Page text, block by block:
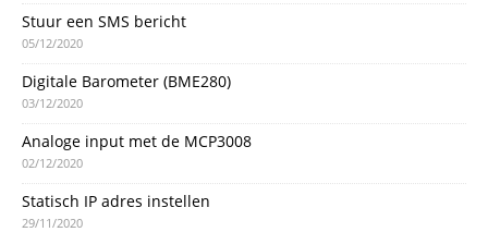
Stuur een SMS bericht
05/12/2020
Digitale Barometer (BME280)
03/12/2020
Analoge input met de MCP3008
02/12/2020
Statisch IP adres instellen
29/11/2020